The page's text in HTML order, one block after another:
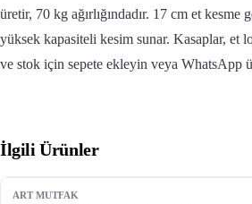
üretir, 70 kg ağırlığındadır. 17 cm et
yüksek kapasiteli kesim sunar. Kasaplar, et
ve stok için sepete ekleyin veya WhatsApp
İlgili Ürünler
ART MUTFAK